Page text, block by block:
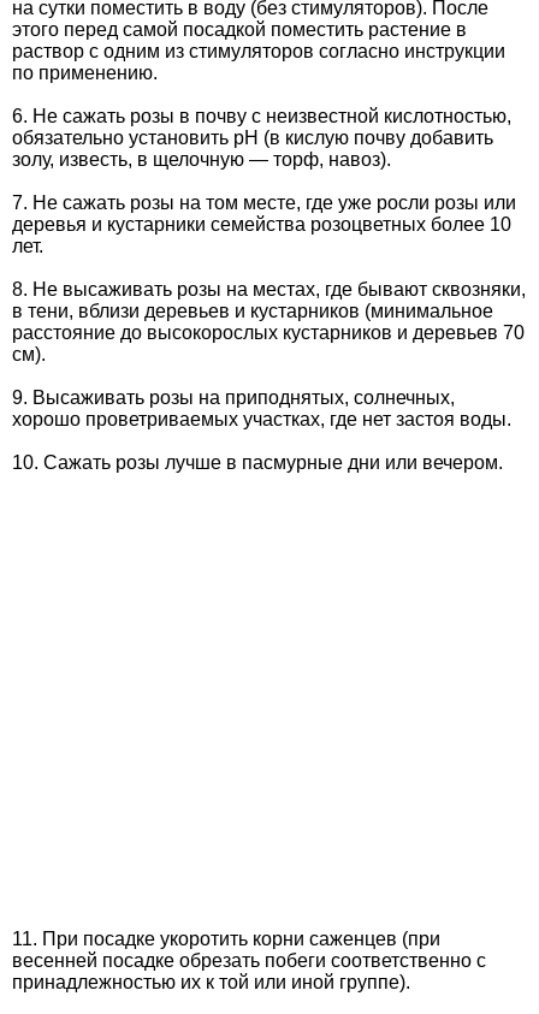
на сутки поместить в воду (без стимуляторов). После
этого перед самой посадкой поместить растение в
раствор с одним из стимуляторов согласно инструкции
по применению.
6. Не сажать розы в почву с неизвестной кислотностью,
обязательно установить рН (в кислую почву добавить
золу, известь, в щелочную — торф, навоз).
7. Не сажать розы на том месте, где уже росли розы или
деревья и кустарники семейства розоцветных более 10
лет.
8. Не высаживать розы на местах, где бывают сквозняки,
в тени, вблизи деревьев и кустарников (минимальное
расстояние до высокорослых кустарников и деревьев 70
см).
9. Высаживать розы на приподнятых, солнечных,
хорошо проветриваемых участках, где нет застоя воды.
10. Сажать розы лучше в пасмурные дни или вечером.
11. При посадке укоротить корни саженцев (при
весенней посадке обрезать побеги соответственно с
принадлежностью их к той или иной группе).